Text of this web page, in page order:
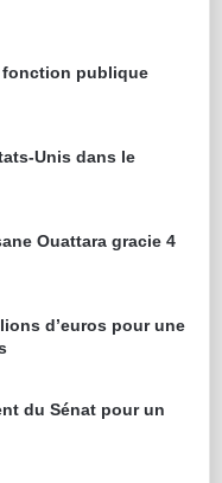
fonction publique
Unis dans le
Ouattara gracie 4
d’euros pour une
du Sénat pour un